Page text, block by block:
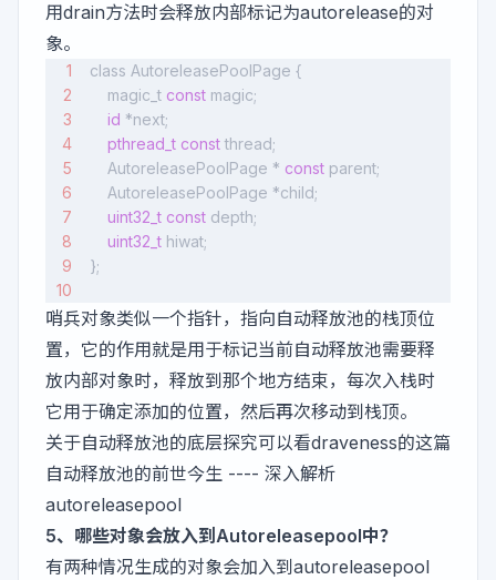
用drain方法时会释放内部标记为autorelease的对
象。
class AutoreleasePoolPage {
    magic_t
const magic;
    id
*next;
    pthread_t
const thread;
    AutoreleasePoolPage *
const parent;
    AutoreleasePoolPage *child;
    uint32_t
const depth;
    uint32_t
hiwat;
};
哨兵对象类似一个指针，指向自动释放池的栈顶位
置，它的作用就是用于标记当前自动释放池需要释
放内部对象时，释放到那个地方结束，每次入栈时
它用于确定添加的位置，然后再次移动到栈顶。
关于自动释放池的底层探究可以看draveness的这篇
自动释放池的前世今生 ---- 深入解析
autoreleasepool
5、哪些对象会放入到Autoreleasepool中？
有两种情况生成的对象会加入到autoreleasepool